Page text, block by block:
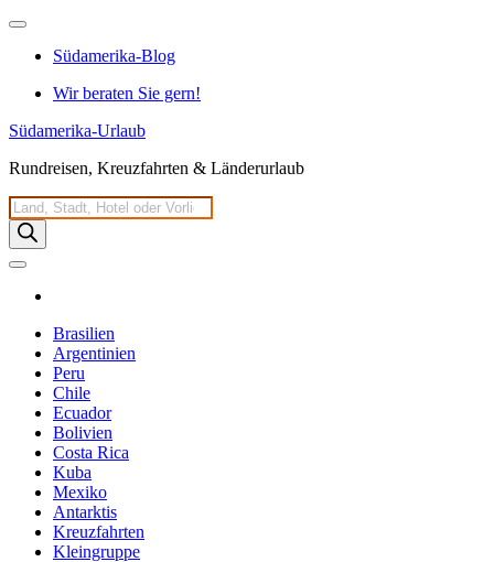
Zum
springenSüdamerika-Blog
Wir beraten Sie gern!
Südamerika-Urlaub
Rundreisen, Kreuzfahrten & Länderurlaub
Products
search
Brasilien
Argentinien
Peru
Chile
Ecuador
Bolivien
Costa Rica
Kuba
Mexiko
Antarktis
Kreuzfahrten
Kleingruppe